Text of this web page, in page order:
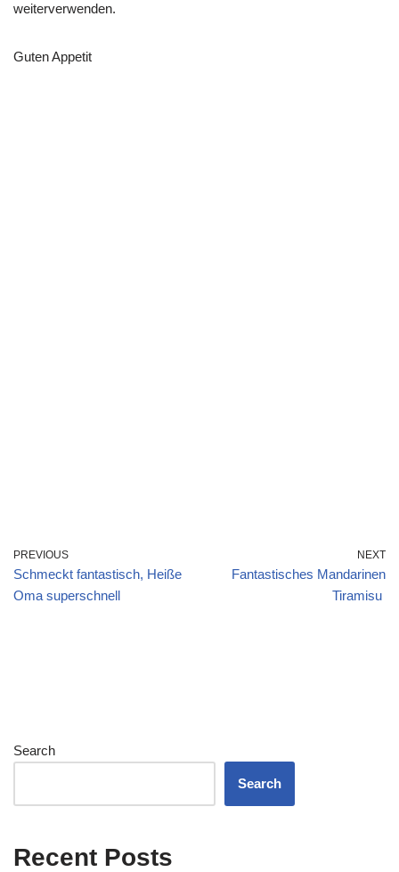
weiterverwenden.
Guten Appetit
PREVIOUS
Schmeckt fantastisch, Heiße
Oma superschnell
NEXT
Fantastisches Mandarinen
Tiramisu
Search
Search
Recent Posts